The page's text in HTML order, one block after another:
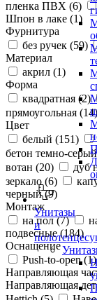
Унитазы
и
пленка ПВХ (6)
Шпон в лаке (1)
Фурнитура
без ручек (59)
Материал
акрил (1)
Форма
квадратная (2)
прямоугольная (14
Цвет
белый (151)
бетон темно-
вотан (20) дуб
зеркало (6)
черный (9)
Монтаж
на пол (7)
подвесные (184)
Оснащение
Push-to-open (1)
Направляющая
Направляющая